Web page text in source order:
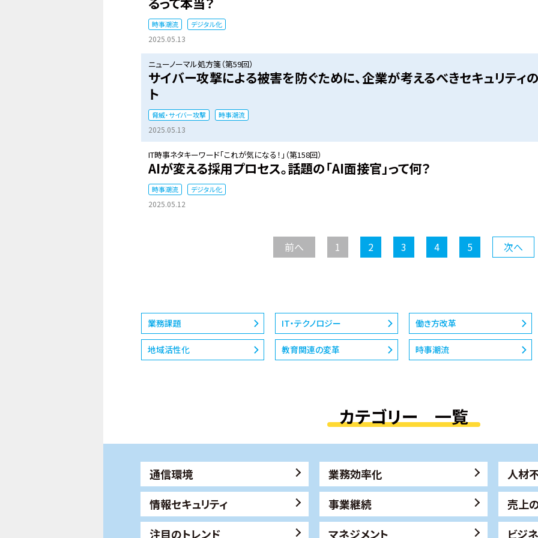
時事潮流 デジタル化
2025.05.13
ニューノーマル処方箋（第59回）
サイバー攻撃による被害を防ぐために、企業が考えるべきセキュリティ
ト
脅威・サイバー攻撃 時事潮流
2025.05.13
IT時事ネタキーワード「これが気になる！」（第158回）
AIが変える採用プロセス。話題の「AI面接官」って何？
時事潮流 デジタル化
2025.05.12
前へ 1 2 3 4 5 次へ
業務課題 IT・テクノロジー 働き方改革
地域活性化 教育関連の変革 時事潮流
カテゴリー 一覧
通信環境 業務効率化
人材
情報セキュリティ
事業継続
売上
注目のトレンド
マネジメント ビジ